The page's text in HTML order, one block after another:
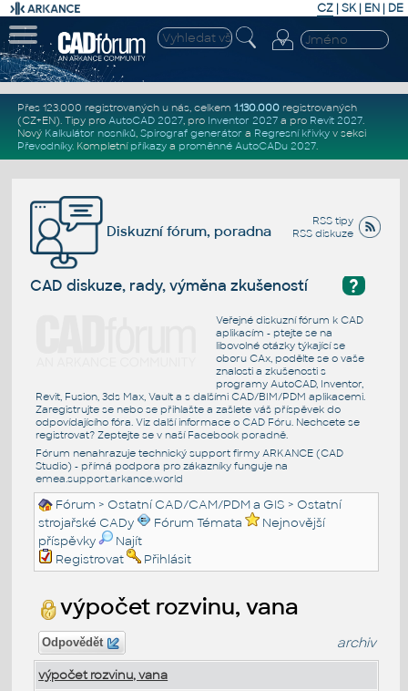
CZ | SK| EN | DE
Přes 123.000 registrovaných u nás, celkem 1.130.000registrovaných
(CZ+EN). Tipy pro AutoCAD 2027, pro Inventor 2027a pro Revit 2027.
Nový Kalkulátor nosníků, Spirograf generátor a Regresní křivkyv sekci
Převodníky. Kompletní příkazya proměnné AutoCADu 2027.
RSS tipy
RSS diskuze
Diskuzní fórum, poradna
?
CAD diskuze, rady, výměna zkušeností
Veřejné diskuzní fórum k CAD
aplikacím - ptejte se na
libovolné otázky týkající se
oboru CAx, podělte se o vaše
znalosti a zkušenosti s
programy AutoCAD, Inventor,
Revit, Fusion, 3ds Max, Vault a s dalšími CAD/BIM/PDM aplikacemi.
Zaregistrujte se nebo se přihlašte a zašlete váš příspěvek do
odpovídajícího fóra. Viz další informace o CAD Fóru. Nechcete se
registrovat? Zeptejte se v naší Facebook poradně.
Fórum nenahrazuje technický support firmy ARKANCE (CAD
Studio) - přímá podpora pro zákazníky funguje na
emea.support.arkance.world
Fórum > Ostatní CAD/CAM/PDM a GIS > Ostatní
strojařské CADy
Fórum Témata
Nejnovější
příspěvky
Najít
Registrovat
Přihlásit
výpočet rozvinu, vana
Odpovědět archiv
výpočet rozvinu, vana